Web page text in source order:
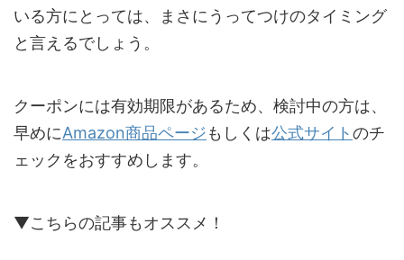
いる方にとっては、まさにうってつけのタイミング
と言えるでしょう。
クーポンには有効期限があるため、検討中の方は、
早めにAmazon商品ページもしくは公式サイトのチ
ェックをおすすめします。
▼こちらの記事もオススメ！